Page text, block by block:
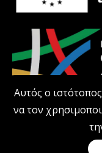
kodiprofessional.gr ©
Όλες οι τιμές
Αυτός ο
να τον